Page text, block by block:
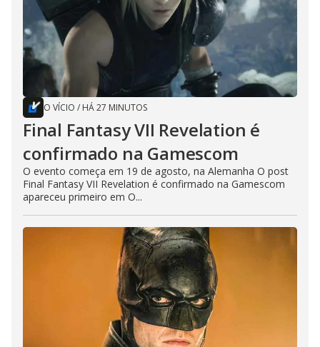
O VÍCIO / HÁ 27 MINUTOS
Final Fantasy VII Revelation é
confirmado na Gamescom
O evento começa em 19 de agosto, na Alemanha O post
Final Fantasy VII Revelation é confirmado na Gamescom
apareceu primeiro em O...